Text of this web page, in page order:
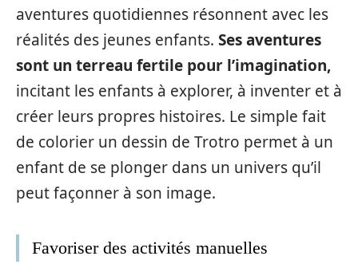
aventures quotidiennes résonnent avec les
réalités des jeunes enfants. Ses aventures
sont un terreau fertile pour l’imagination,
incitant les enfants à explorer, à inventer et à
créer leurs propres histoires. Le simple fait
de colorier un dessin de Trotro permet à un
enfant de se plonger dans un univers qu’il
peut façonner à son image.
Favoriser des activités manuelles